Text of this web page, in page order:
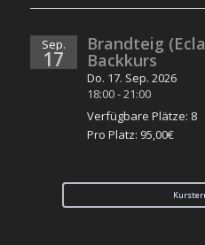
Sep.
17
Brandteig
Backkurs
Do. 17. Sep. 2026
18:00-21:00
Verfügbare Plätze: 8
Pro Platz: 95,00€